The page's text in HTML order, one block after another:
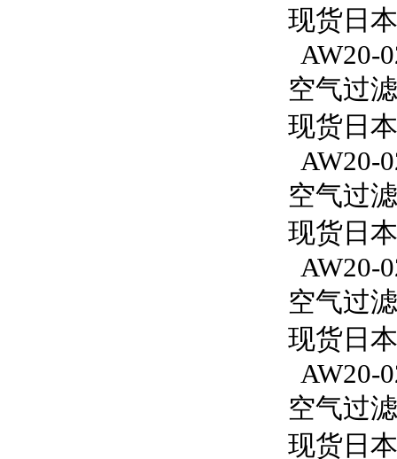
现货日
AW20-
空气过
现货日
AW20-
空气过
现货日
AW20-
空气过
现货日
AW20-
空气过
现货日